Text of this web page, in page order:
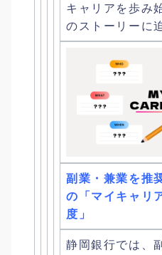
キャリアを歩み
のストーリーに
副業・兼業を推
の「マイキャリ
度」
静岡銀行では、